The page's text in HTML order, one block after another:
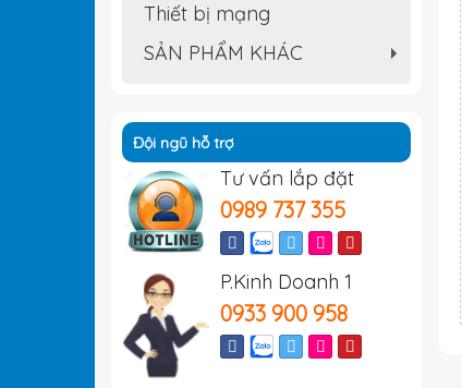
Thiết bị mạng
SẢN PHẨM KHÁC
Đội ngũ hỗ trợ
Tư vấn lắp đặt
0989 737 355
P.Kinh Doanh 1
0933 900 958